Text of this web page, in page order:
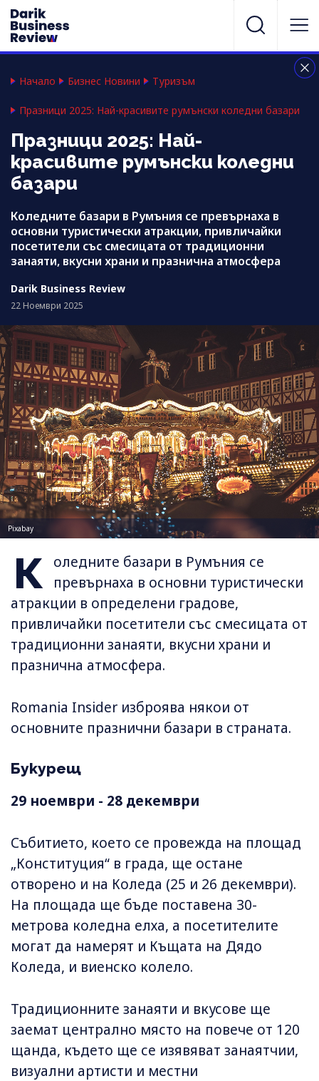
Начало Бизнес Новини Туризъм
Празници 2025: Най-красивите румънски коледни базари
Празници 2025: Най-
красивите румънски коледни
базари
Коледните базари в Румъния се превърнаха в
основни туристически атракции, привличайки
посетители със смесицата от традиционни
занаяти, вкусни храни и празнична атмосфера
Darik Business Review
22 Ноември 2025
Pixabay
К
оледните базари в Румъния се
превърнаха в основни туристически
атракции в определени градове,
привличайки посетители със смесицата от
традиционни занаяти, вкусни храни и
празнична атмосфера.
Romania Insider изброява някои от
основните празнични базари в страната.
Букурещ
29 ноември - 28 декември
Събитието, което се провежда на площад
„Конституция“ в града, ще остане
отворено и на Коледа (25 и 26 декември).
На площада ще бъде поставена 30-
метрова коледна елха, а посетителите
могат да намерят и Къщата на Дядо
Коледа, и виенско колело.
Традиционните занаяти и вкусове ще
заемат централно място на повече от 120
щанда, където ще се изявяват занаятчии,
визуални артисти и местни